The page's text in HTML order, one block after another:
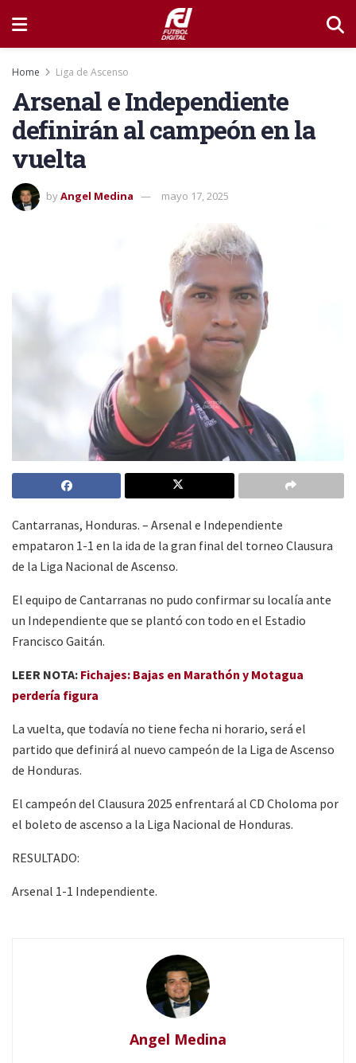
Home Liga de Ascenso
Arsenal e Independiente
definirán al campeón en la
vuelta
byAngel Medina mayo 17, 2025
Cantarranas, Honduras. – Arsenal e Independiente
empataron 1-1 en la ida de la gran final del torneo Clausura
de la Liga Nacional de Ascenso.
El equipo de Cantarranas no pudo confirmar su localía ante
un Independiente que se plantó con todo en el Estadio
Francisco Gaitán.
LEER NOTA: Fichajes: Bajas en Marathón y Motagua
perdería figura
La vuelta, que todavía no tiene fecha ni horario, será el
partido que definirá al nuevo campeón de la Liga de Ascenso
de Honduras.
El campeón del Clausura 2025 enfrentará al CD Choloma por
el boleto de ascenso a la Liga Nacional de Honduras.
RESULTADO:
Arsenal 1-1 Independiente.
Angel Medina